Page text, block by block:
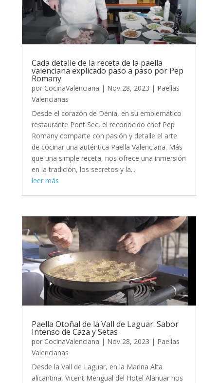
Cada detalle de la receta de la paella
valenciana explicado paso a paso por Pep
Romany
por CocinaValenciana | Nov 28, 2023 | Paellas
Valencianas
Desde el corazón de Dénia, en su emblemático
restaurante Pont Sec, el reconocido chef Pep
Romany comparte con pasión y detalle el arte
de cocinar una auténtica Paella Valenciana. Más
que una simple receta, nos ofrece una inmersión
en la tradición, los secretos y la...
leer más
Paella Otoñal de la Vall de Laguar: Sabor
Intenso de Caza y Setas
por CocinaValenciana | Nov 28, 2023 | Paellas
Valencianas
Desde la Vall de Laguar, en la Marina Alta
alicantina, Vicent Mengual del Hotel Alahuar nos